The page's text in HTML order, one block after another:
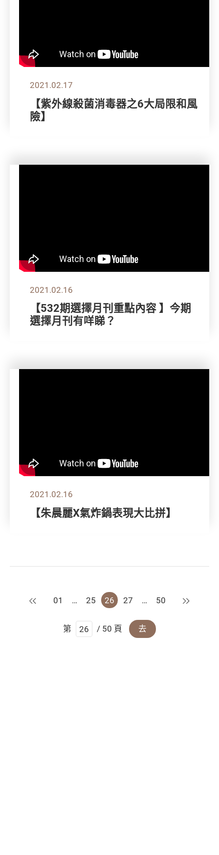
2021.02.17
【紫外線殺菌消毒器之6大局限和風
險】
2021.02.16
【532期選擇月刊重點內容 】今期
選擇月刊有咩睇？
2021.02.16
【朱晨麗X氣炸鍋表現大比拼】
上一頁
01 … 25 26 27 … 50 下一頁
第 / 50 頁 去